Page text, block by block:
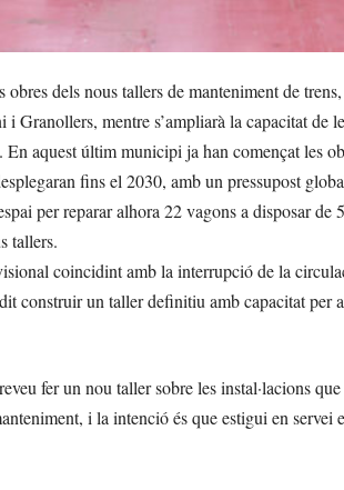
dels nous tallers de manteniment de
i Granollers, mentre s’ampliarà la capacitat de
aquest últim municipi ja han començat les
fins el 2030, amb un pressupost
per reparar alhora 22 vagons a disposar de
tallers.
coincidint amb la interrupció de la
construir un taller definitiu amb capacitat per
fer un nou taller sobre les instal·lacions
i la intenció és que estigui en